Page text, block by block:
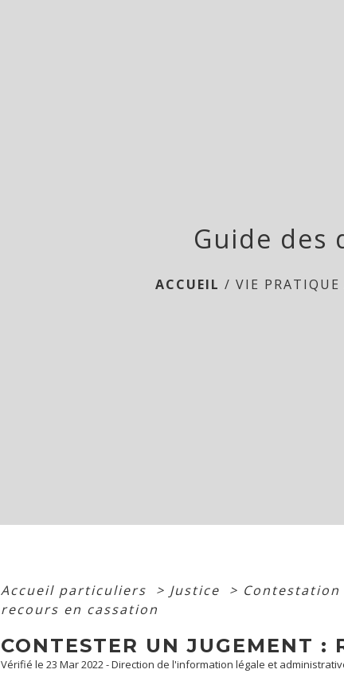
Guide des
ACCUEIL /VIE PRATIQUE
Accueil particuliers > Justice >
recours en cassation
CONTESTER UN JUGEMENT :
Vérifié le 23 Mar 2022 - Direction de l'information légale et